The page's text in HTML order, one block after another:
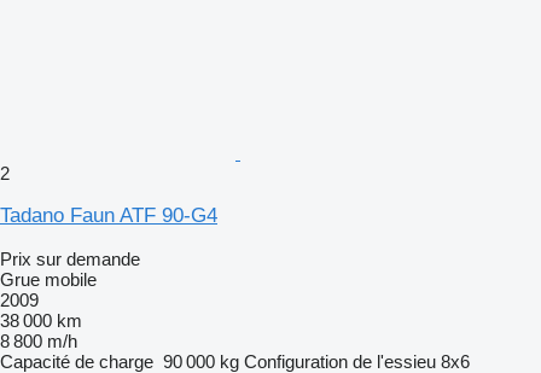
2
Tadano Faun ATF 90-G4
Prix sur demande
Grue mobile
2009
38 000 km
8 800 m/h
Capacité de charge 90 000 kg Configuration de l'essieu 8x6